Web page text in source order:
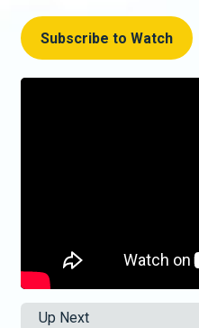
Subscribe to Watch
Up Next